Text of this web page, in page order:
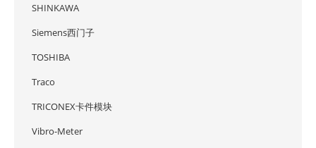
SHINKAWA
Siemens西门子
TOSHIBA
Traco
TRICONEX卡件模块
Vibro-Meter